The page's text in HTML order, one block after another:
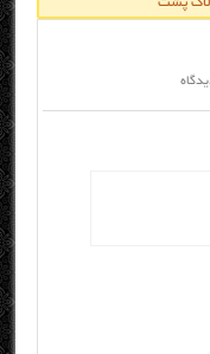
لاک پشت